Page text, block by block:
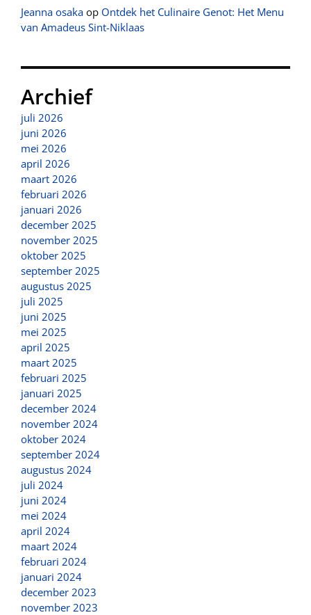
Jeanna osaka op Ontdek het Culinaire Genot: Het Menu
van Amadeus Sint-Niklaas
Archief
juli 2026
juni 2026
mei 2026
april 2026
maart 2026
februari 2026
januari 2026
december 2025
november 2025
oktober 2025
september 2025
augustus 2025
juli 2025
juni 2025
mei 2025
april 2025
maart 2025
februari 2025
januari 2025
december 2024
november 2024
oktober 2024
september 2024
augustus 2024
juli 2024
juni 2024
mei 2024
april 2024
maart 2024
februari 2024
januari 2024
december 2023
november 2023